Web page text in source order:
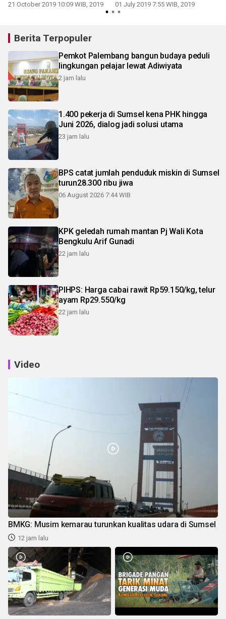
21 October 2019 10:09 WIB, 2019 01 July 2019 7:55 WIB, 2019
Berita Terpopuler
Pemkot Palembang bangun budaya peduli
lingkungan pelajar lewat Adiwiyata
2 jam lalu
1.400 pekerja di Sumsel kena PHK hingga
Juni 2026, dialog jadi solusi utama
23 jam lalu
BPS catat jumlah penduduk miskin di Sumsel
turun28.300 ribu jiwa
06 August 2026 7:44 WIB
KPK geledah rumah mantan Pj Wali Kota
Bengkulu Arif Gunadi
22 jam lalu
PIHPS: Harga cabai rawit Rp59.150/kg, telur
ayam Rp29.550/kg
22 jam lalu
Video
BMKG: Musim kemarau turunkan kualitas udara di Sumsel
12 jam lalu